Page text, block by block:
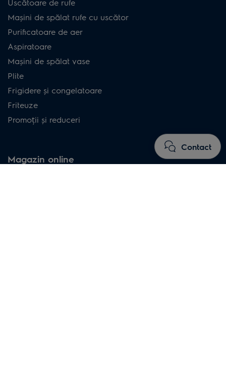
Contact
Uscătoare de rufe
Mașini de spălat rufe cu uscător
Purificatoare de aer
Aspiratoare
Mașini de spălat vase
Plite
Frigidere și congelatoare
Friteuze
Promoții și reduceri
Magazin online